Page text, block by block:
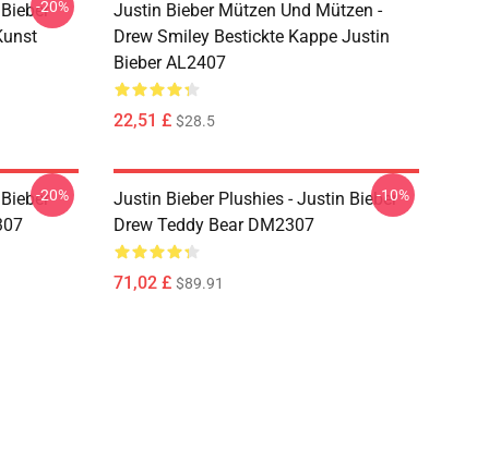
-20%
Justin Bieber Mützen Und Mützen -
Drew Smiley Bestickte Kappe Justin
Bieber AL2407
22,51 £ $28.5
-20%
Justin Bieber Plushies - Justin Bieber
Drew Teddy Bear DM2307
71,02 £ $89.91
-10%